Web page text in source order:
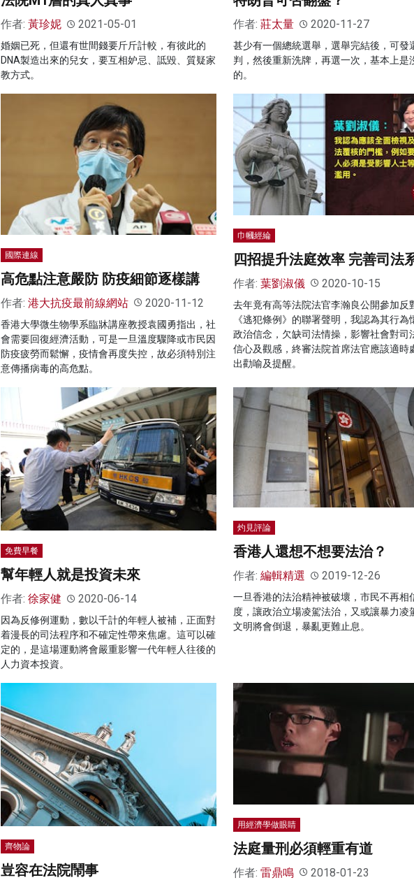
作者: 黃珍妮 2021-05-01
婚姻已死，但還有世間錢要斤斤計較，有彼此的
DNA製造出來的兒女，要互相妒忌、詆毀、質疑家
教方式。
作者: 莊太量 2020-11-27
甚少有一個總統選舉，選舉完結後，可發
判，然後重新洗牌，再選一次，基本上是
的。
國際連線
高危點注意嚴防 防疫細節逐樣講
作者: 港大抗疫最前線網站 2020-11-12
香港大學微生物學系臨牀講座教授袁國勇指出，社
會需要回復經濟活動，可是一旦溫度驟降或市民因
防疫疲勞而鬆懈，疫情會再度失控，故必須特別注
意傳播病毒的高危點。
巾幗經綸
四招提升法庭效率 完善司法
作者: 葉劉淑儀 2020-10-15
去年竟有高等法院法官李瀚良公開參加反
《逃犯條例》的聯署聲明，我認為其行為
政治信念，欠缺司法情操，影響社會對司
信心及觀感，終審法院首席法官應該適時
出勸喻及提醒。
免費早餐
幫年輕人就是投資未來
作者: 徐家健 2020-06-14
因為反修例運動，數以千計的年輕人被補，正面對
着漫長的司法程序和不確定性帶來焦慮。這可以確
定的，是這場運動將會嚴重影響一代年輕人往後的
人力資本投資。
灼見評論
香港人還想不想要法治？
作者: 編輯精選 2019-12-26
一旦香港的法治精神被破壞，市民不再相
度，讓政治立場凌駕法治，又或讓暴力凌
文明將會倒退，暴亂更難止息。
齊物論
豈容在法院鬧事
用經濟學做眼睛
法庭量刑必須輕重有道
作者: 雷鼎鳴 2018-01-23